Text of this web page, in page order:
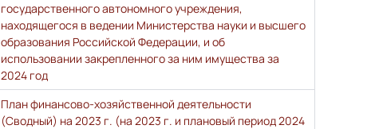
государственного автономного учреждения,
находящегося в ведении Министерства науки и высшего
образования Российской Федерации, и об
использовании закрепленного за ним имущества за
2024 год
План финансово-хозяйственной деятельности
(Сводный) на 2023 г. (на 2023 г. и плановый период 2024